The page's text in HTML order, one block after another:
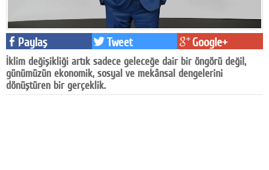
Pr
Facebook
Diziler
Paylaş Tweet Google+
İklim değişikliği artık sadece geleceğe dair bir öngörü değil,
günümüzün ekonomik, sosyal ve mekânsal dengelerini
dönüştüren bir gerçeklik.